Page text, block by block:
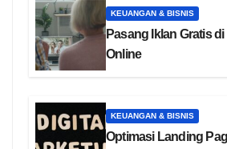
KEUANGAN & BISNIS
Pasang Iklan Gratis
Online
KEUANGAN & BISNIS
Optimasi Landing